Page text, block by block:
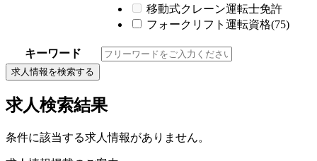
移動式クレーン運転士免許
フォークリフト運転資格(75)
キーワード
求人情報を検索する
求人検索結果
条件に該当する求人情報がありません。